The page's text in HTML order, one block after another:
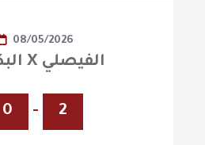
08/05/2026
البكيرية X الفيصلي
0 - 2